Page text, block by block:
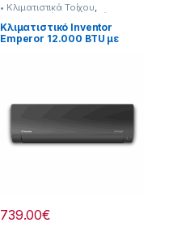
• Κλιματιστικά Τοίχου,
Κλιματιστικά Με Εγκατάσταση
Κλιματιστικό Inventor
Emperor 12.000 BTU με
739.00€